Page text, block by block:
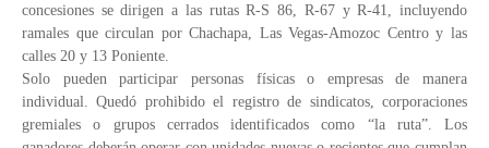
concesiones se dirigen a las rutas R-S 86, R-67 y R-41, incluyendo
ramales que circulan por Chachapa, Las Vegas-Amozoc Centro y las
calles 20 y 13 Poniente.
Solo pueden participar personas físicas o empresas de manera
individual. Quedó prohibido el registro de sindicatos, corporaciones
gremiales o grupos cerrados identificados como “la ruta”. Los